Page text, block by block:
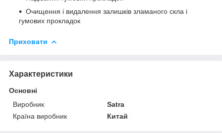
Очищення і видалення залишків зламаного скла і
гумових прокладок
Приховати
Характеристики
Основні
Виробник
Satra
Країна виробник
Китай